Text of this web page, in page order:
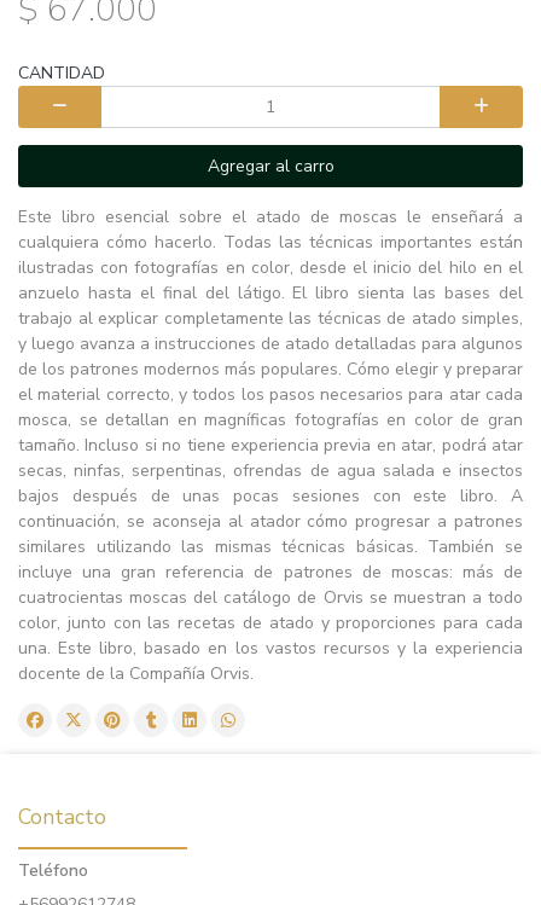
$ 67.000
CANTIDAD
Agregar al carro
Este libro esencial sobre el atado de moscas le enseñará a
cualquiera cómo hacerlo. Todas las técnicas importantes están
ilustradas con fotografías en color, desde el inicio del hilo en el
anzuelo hasta el final del látigo. El libro sienta las bases del
trabajo al explicar completamente las técnicas de atado simples,
y luego avanza a instrucciones de atado detalladas para algunos
de los patrones modernos más populares. Cómo elegir y preparar
el material correcto, y todos los pasos necesarios para atar cada
mosca, se detallan en magníficas fotografías en color de gran
tamaño. Incluso si no tiene experiencia previa en atar, podrá atar
secas, ninfas, serpentinas, ofrendas de agua salada e insectos
bajos después de unas pocas sesiones con este libro. A
continuación, se aconseja al atador cómo progresar a patrones
similares utilizando las mismas técnicas básicas. También se
incluye una gran referencia de patrones de moscas: más de
cuatrocientas moscas del catálogo de Orvis se muestran a todo
color, junto con las recetas de atado y proporciones para cada
una. Este libro, basado en los vastos recursos y la experiencia
docente de la Compañía Orvis.
Contacto
Teléfono